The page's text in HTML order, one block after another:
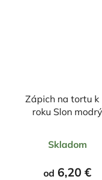
Zápich na tortu k
roku Slon modrý
produktu
Skladom
od 6,20 €